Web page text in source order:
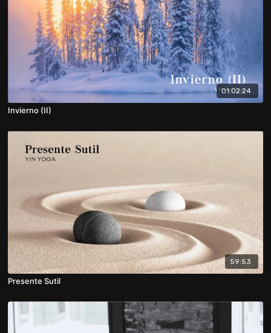
01:02:24
Invierno (II)
59:53
Presente Sutil